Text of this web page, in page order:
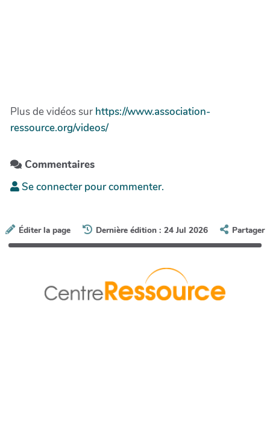
Plus de vidéos sur https://www.association-
ressource.org/videos/
Commentaires
Se connecter pour commenter.
Éditer la page Dernière édition : 24 Jul 2026 Partager